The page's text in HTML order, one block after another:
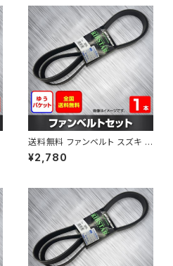
送料無料 ファンベルト スズキ ス
ペーシア 型式MK32S H25.03
～H30.02 （国内トップメーカ
¥2,780